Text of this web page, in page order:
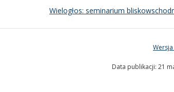
Wielogłos: seminarium
Data publikacji: 21